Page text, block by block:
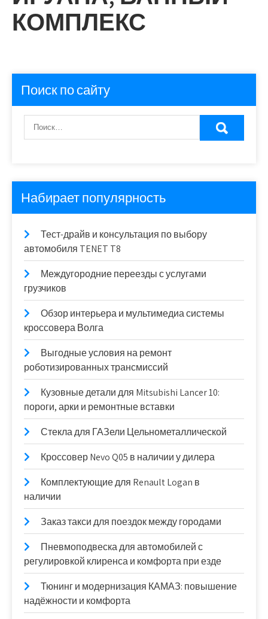
КОМПЛЕКС
Поиск по сайту
Набирает популярность
Тест-драйв и консультация по выбору
автомобиля TENET T8
Междугородние переезды с услугами
грузчиков
Обзор интерьера и мультимедиа системы
кроссовера Волга
Выгодные условия на ремонт
роботизированных трансмиссий
Кузовные детали для Mitsubishi Lancer 10:
пороги, арки и ремонтные вставки
Стекла для ГАЗели Цельнометаллической
Кроссовер Nevo Q05 в наличии у дилера
Комплектующие для Renault Logan в
наличии
Заказ такси для поездок между городами
Пневмоподвеска для автомобилей с
регулировкой клиренса и комфорта при езде
Тюнинг и модернизация КАМАЗ: повышение
надёжности и комфорта